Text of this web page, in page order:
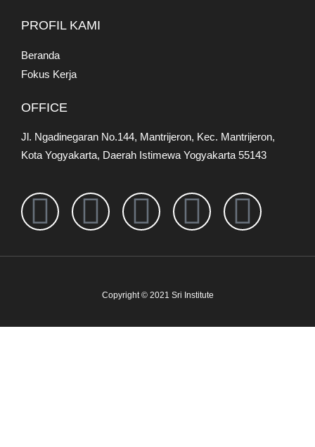
PROFIL KAMI
Beranda
Fokus Kerja
OFFICE
Jl. Ngadinegaran No.144, Mantrijeron, Kec. Mantrijeron,
Kota Yogyakarta, Daerah Istimewa Yogyakarta 55143
Copyright © 2021 Sri Institute